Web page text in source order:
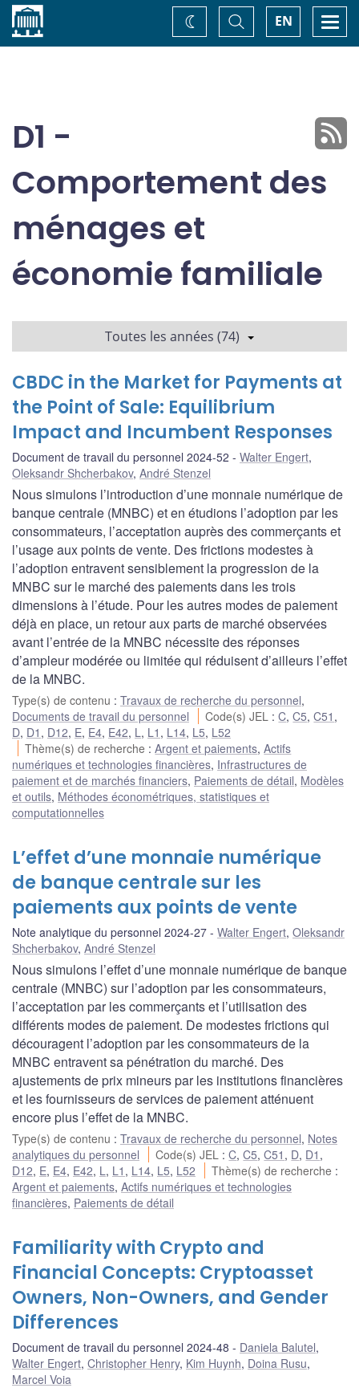
Accueil EN
Basculer
la
recherche
Changez
de
D1 -
Comportement des
ménages et
économie familiale
Toutes les années (74)
CBDC in the Market for Payments at
the Point of Sale: Equilibrium
Impact and Incumbent Responses
Document de travail du personnel 2024-52 Walter Engert,
Oleksandr Shcherbakov, André Stenzel
Nous simulons l’introduction d’une monnaie numérique de
banque centrale (MNBC) et en étudions l’adoption par les
consommateurs, l’acceptation auprès des commerçants et
l’usage aux points de vente. Des frictions modestes à
l’adoption entravent sensiblement la progression de la
MNBC sur le marché des paiements dans les trois
dimensions à l’étude. Pour les autres modes de paiement
déjà en place, un retour aux parts de marché observées
avant l’entrée de la MNBC nécessite des réponses
d’ampleur modérée ou limitée qui réduisent d’ailleurs l’effet
de la MNBC.
Type(s) de contenu : Travaux de recherche du personnel,
Documents de travail du personnel
Code(s) JEL :C,C5,C51 ,
D, D1 , D12, E, E4, E42, L , L1 , L14, L5, L52
Thème(s) de recherche :Argent et paiements,Actifs
numériques et technologies financières, Infrastructures de
paiement et de marchés financiers, Paiements de détail, Modèles
et outils, Méthodes économétriques, statistiques et
computationnelles
L’effet d’une monnaie numérique
de banque centrale sur les
paiements aux points de vente
Note analytique du personnel 2024-27 Walter Engert, Oleksandr
Shcherbakov, André Stenzel
Nous simulons l’effet d’une monnaie numérique de banque
centrale (MNBC) sur l’adoption par les consommateurs,
l’acceptation par les commerçants et l’utilisation des
différents modes de paiement. De modestes frictions qui
découragent l’adoption par les consommateurs de la
MNBC entravent sa pénétration du marché. Des
ajustements de prix mineurs par les institutions financières
et les fournisseurs de services de paiement atténuent
encore plus l’effet de la MNBC.
Type(s) de contenu : Travaux de recherche du personnel, Notes
analytiques du personnel
Code(s) JEL :C,C5,C51 , D, D1 ,
D12, E, E4, E42, L , L1 , L14, L5, L52 Thème(s) de recherche :
Argent et paiements, Actifs numériques et technologies
financières, Paiements de détail
Familiarity with Crypto and
Financial Concepts: Cryptoasset
Owners, Non-Owners, and Gender
Differences
Document de travail du personnel 2024-48 Daniela Balutel,
Walter Engert, Christopher Henry, Kim Huynh, Doina Rusu,
Marcel Voia